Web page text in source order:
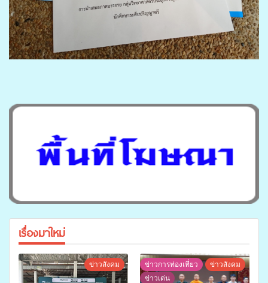
เรื่องมาใหม่
ข่าวสังคม ข่าวการท่องเที่ยว
ข่าวสังคม
ข่าวเด่น